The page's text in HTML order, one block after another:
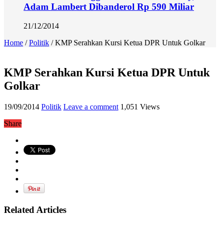
Adam Lambert Dibanderol Rp 590 Miliar
21/12/2014
Home / Politik / KMP Serahkan Kursi Ketua DPR Untuk Golkar
KMP Serahkan Kursi Ketua DPR Untuk
Golkar
19/09/2014 Politik Leave a comment 1,051 Views
Share
Related Articles